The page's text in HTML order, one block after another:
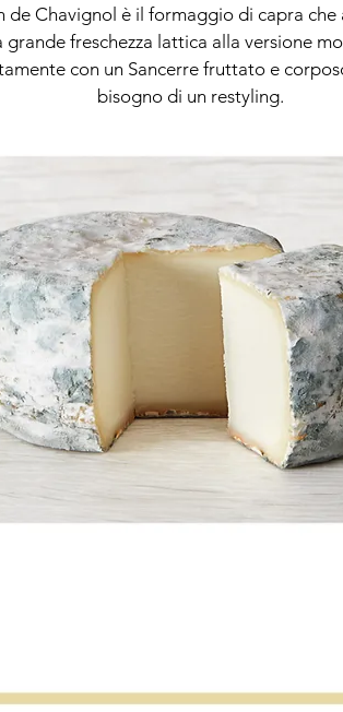
de Chavignol è il formaggio di capra
grande freschezza lattica alla versione
con un Sancerre fruttato e
bisogno di un restyling.